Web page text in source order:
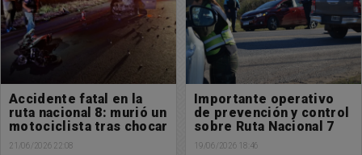
Importante operativo
de prevención y control
sobre Ruta Nacional 7
19/06/2026 18:46
La municipalidad de
Chacabuco continúa
gestionando mas
acceso a formación
19/06/2026 11:33